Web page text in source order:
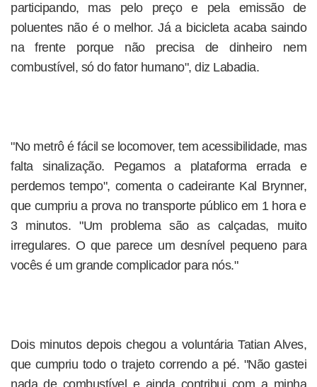
participando, mas pelo preço e pela emissão de
poluentes não é o melhor. Já a bicicleta acaba saindo
na frente porque não precisa de dinheiro nem
combustível, só do fator humano", diz Labadia.
"No metrô é fácil se locomover, tem acessibilidade, mas
falta sinalização. Pegamos a plataforma errada e
perdemos tempo", comenta o cadeirante Kal Brynner,
que cumpriu a prova no transporte público em 1 hora e
3 minutos. "Um problema são as calçadas, muito
irregulares. O que parece um desnível pequeno para
vocês é um grande complicador para nós."
Dois minutos depois chegou a voluntária Tatian Alves,
que cumpriu todo o trajeto correndo a pé. "Não gastei
nada de combustível e ainda contribui com a minha